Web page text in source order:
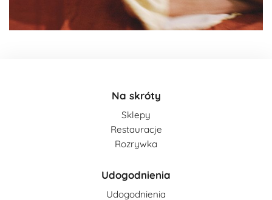
Na skróty
Sklepy
Restauracje
Rozrywka
Udogodnienia
Udogodnienia